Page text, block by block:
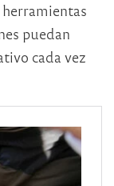
puedan
cada vez